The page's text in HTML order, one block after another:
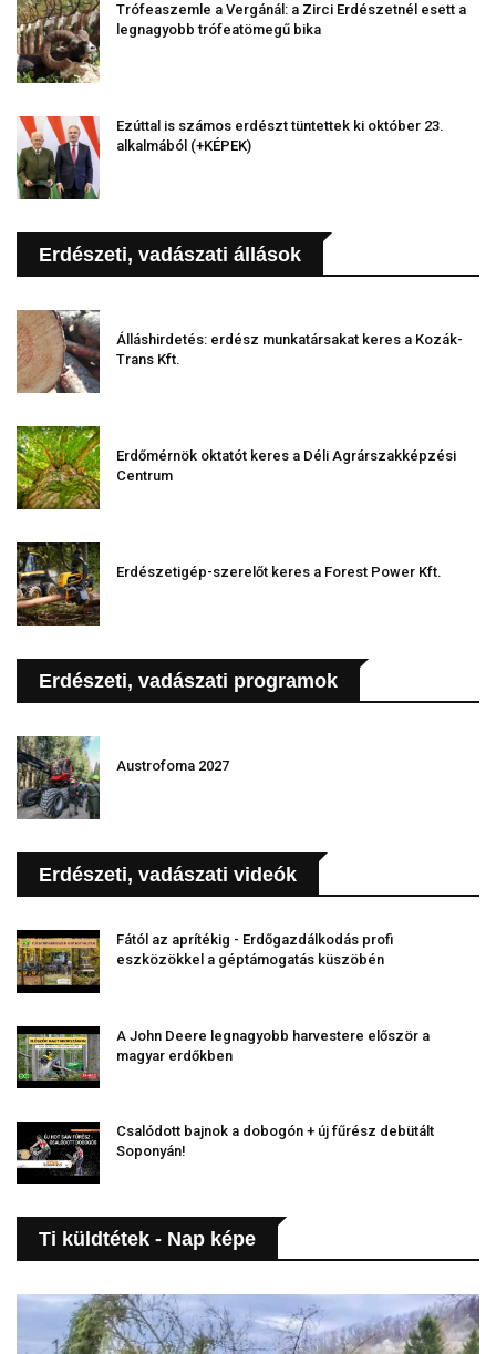
Trófeaszemle a Vergánál: a Zirci Erdészetnél esett a
legnagyobb trófeatömegű bika
Ezúttal is számos erdészt tüntettek ki október 23.
alkalmából (+KÉPEK)
Erdészeti, vadászati állások
Álláshirdetés: erdész munkatársakat keres a Kozák-
Trans Kft.
Erdőmérnök oktatót keres a Déli Agrárszakképzési
Centrum
Erdészetigép-szerelőt keres a Forest Power Kft.
Erdészeti, vadászati programok
Austrofoma 2027
Erdészeti, vadászati videók
Fától az aprítékig - Erdőgazdálkodás profi
eszközökkel a géptámogatás küszöbén
A John Deere legnagyobb harvestere először a
magyar erdőkben
Csalódott bajnok a dobogón + új fűrész debütált
Soponyán!
Ti küldtétek - Nap képe